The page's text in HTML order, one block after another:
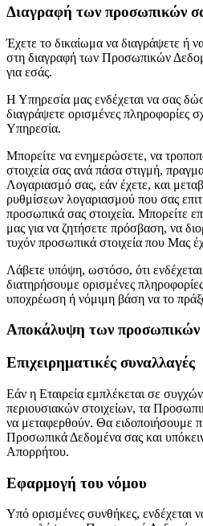
Διαγραφή των προσωπικών
Έχετε το δικαίωμα να διαγράψετε ή
στη διαγραφή των Προσωπικών
για εσάς.
Η Υπηρεσία μας ενδέχεται να σας
διαγράψετε ορισμένες πληροφορίες
Υπηρεσία.
Μπορείτε να ενημερώσετε, να
στοιχεία σας ανά πάσα στιγμή,
Λογαριασμό σας, εάν έχετε, και
ρυθμίσεων λογαριασμού που σας
προσωπικά σας στοιχεία. Μπορείτε
μας για να ζητήσετε πρόσβαση, να
τυχόν προσωπικά στοιχεία που Μας
Λάβετε υπόψη, ωστόσο, ότι ενδέχεται
διατηρήσουμε ορισμένες
υποχρέωση ή νόμιμη βάση να το
Αποκάλυψη των προσωπικών
Επιχειρηματικές συναλλαγές
Εάν η Εταιρεία εμπλέκεται σε
περιουσιακών στοιχείων, τα
να μεταφερθούν. Θα ειδοποιήσουμε
Προσωπικά Δεδομένα σας και
Απορρήτου.
Εφαρμογή του νόμου
Υπό ορισμένες συνθήκες, ενδέχεται